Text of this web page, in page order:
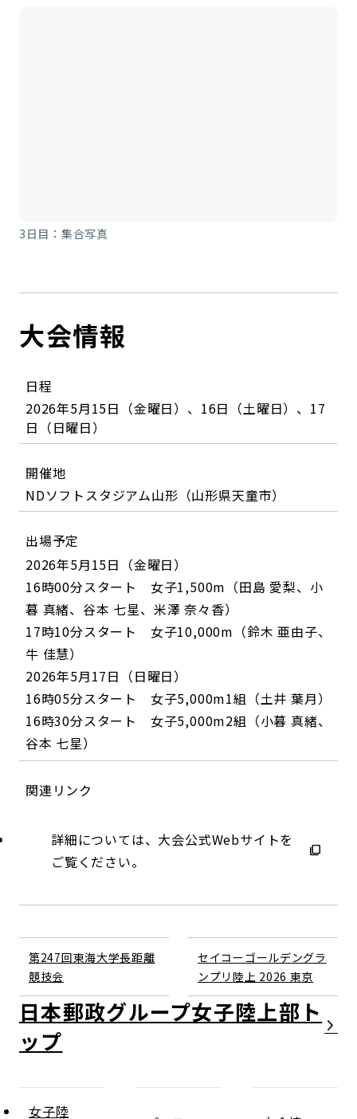
3日目：集合写真
大会情報
日程
2026年5月15日（金曜日）、16日（土曜日）、17
日（日曜日）
開催地
NDソフトスタジアム山形（山形県天童市）
出場予定
2026年5月15日（金曜日）
16時00分スタート 女子1,500m（田島 愛梨、小
暮 真緒、谷本 七星、米澤 奈々香）
17時10分スタート 女子10,000m（鈴木 亜由子、
牛 佳慧）
2026年5月17日（日曜日）
16時05分スタート 女子5,000m1組（土井 葉月）
16時30分スタート 女子5,000m2組（小暮 真緒、
谷本 七星）
関連リンク
詳細については、大会公式Webサイトを
ご覧ください。
第247回東海大学長距離
競技会
セイコーゴールデングラ
ンプリ陸上 2026 東京
日本郵政グループ女子陸上部
女子陸